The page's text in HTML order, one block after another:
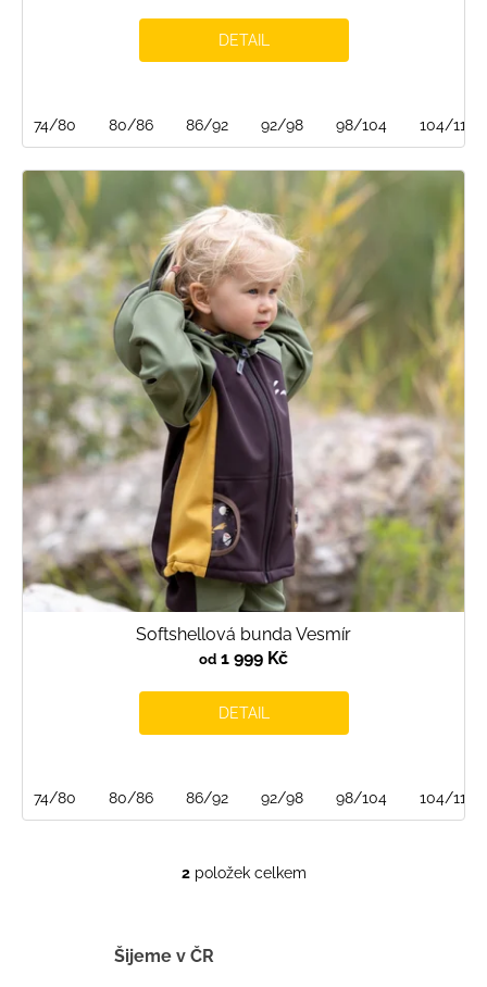
DETAIL
74/80 80/86 86/92 92/98 98/104 104/110
Softshellová bunda Vesmír
od 1 999 Kč
DETAIL
74/80 80/86 86/92 92/98 98/104 104/110
O
2položek celkem
Šijeme v ČR